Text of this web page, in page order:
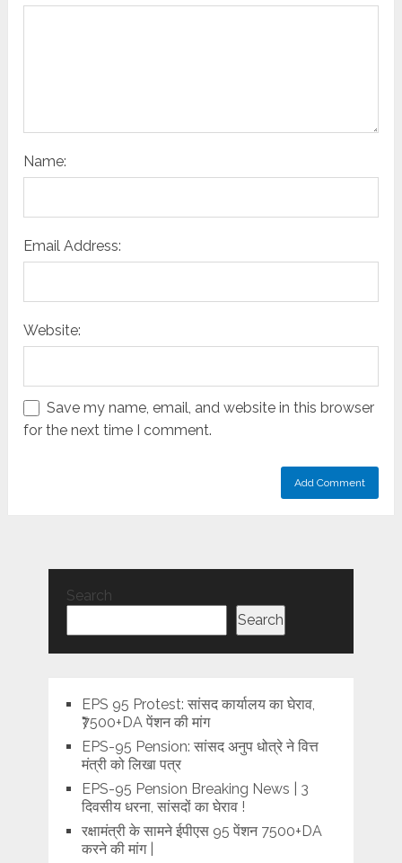
Name:
Email Address:
Website:
Save my name, email, and website in this browser
for the next time I comment.
Search
Search
EPS 95 Protest: सांसद कार्यालय का घेराव,
₹7500+DA पेंशन की मांग
EPS-95 Pension: सांसद अनुप धोत्रे ने वित्त
मंत्री को लिखा पत्र
EPS-95 Pension Breaking News | 3
दिवसीय धरना, सांसदों का घेराव !
रक्षामंत्री के सामने ईपीएस 95 पेंशन 7500+DA
करने की मांग |